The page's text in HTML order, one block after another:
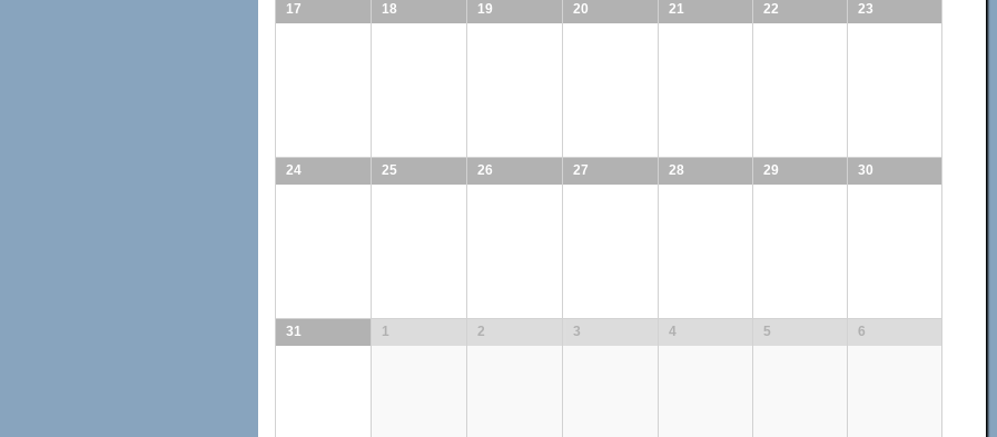
17 18 19 20 21 22 23
24 25 26 27 28 29 30
31 1 2 3 4 5 6